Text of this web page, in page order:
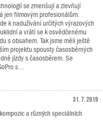
se zmenšují a zlevňují
jen filmovým profesionálům.
k nadužívání určitých výrazových
a vrátí se k osvědčenému
s obsahem. Tak jsme měli ještě
projektu spousty časosběrných
jízdy s časosběrem. Se
s...
31. 7. 2019
a různých speciálních